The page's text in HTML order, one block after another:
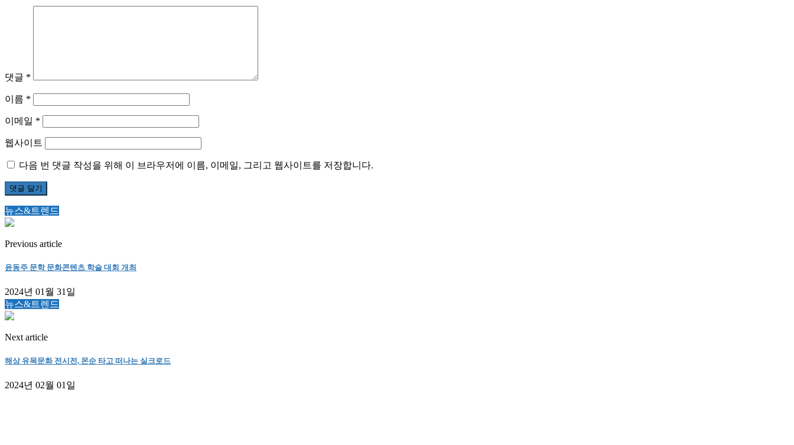
댓글 *
이름 *
이메일 *
웹사이트
다음 번 댓글 작성을 위해 이 브라우저에 이름, 이메일, 그리고 웹사이트를 저장합니다.
뉴스&트렌드
Previous article
윤동주 문학 문화콘텐츠 학술 대회 개최
2024년 01월 31일
뉴스&트렌드
Next article
해상 유목문화 전시전, 몬순 타고 떠나는 실크로드
2024년 02월 01일